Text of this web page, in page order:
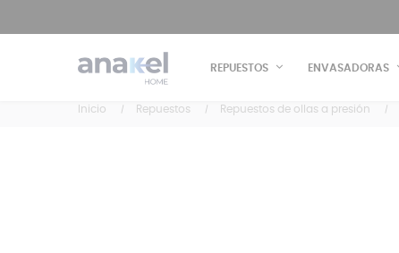
REPUESTOS ENVASADORAS
Inicio Repuestos Repuestos de ollas a presión